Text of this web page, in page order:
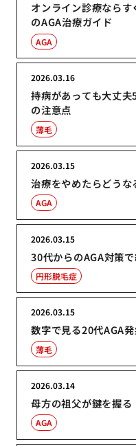
オンライン診療なら
のAGA治療ガイド
AGA
持病があっても大丈
の注意点
2026.03.16
薄毛
治療をやめたらどう
2026.03.15
AGA
30代からのAGA対策
2026.03.15
円形脱毛症
数字で見る20代AGA
2026.03.15
薄毛
母方の祖父が鍵を握
2026.03.14
AGA